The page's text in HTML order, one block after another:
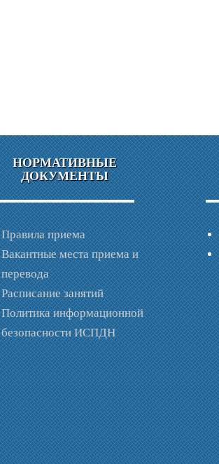
НОРМАТИВНЫЕ
ДОКУМЕНТЫ
Правила приема
Вакантные места приема и
перевода
Расписание занятий
Политика информационной
безопасности ИСПДН